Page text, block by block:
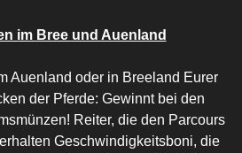
im Bree und Auenland
Auenland oder in Breeland Eurer
der Pferde: Gewinnt bei den
Reiter, die den Parcours
Geschwindigkeitsboni, die